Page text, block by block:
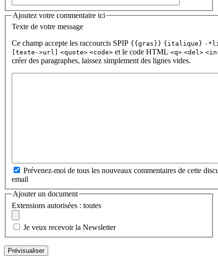
Ajoutez votre commentaire ici
Texte de votre message
Ce champ accepte les raccourcis SPIP {{gras}} {italique} -
[texte->url]
<quote> <code> et le code HTML <q> <del>
créer des paragraphes, laissez simplement des lignes vides.
Prévenez-moi de tous les nouveaux commentaires de cette
email
Ajouter un document
Extensions autorisées : toutes
Je veux recevoir la Newsletter